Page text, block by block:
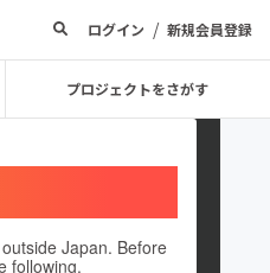
ログイン / 新規会員登録
プロジェクトをさがす
Japan. Before
following.